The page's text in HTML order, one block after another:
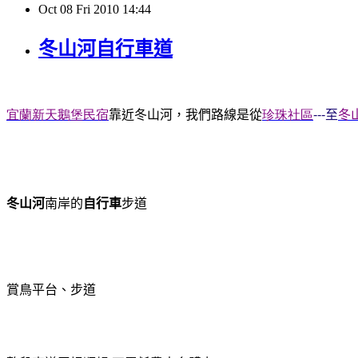
Oct 08 Fri 2010 14:44
冬山河自行車道
宜蘭新天鵝堡民宿靠近冬山河，我們路線是從珍珠社區---至冬
冬山河南岸的 自行車步道
賞鳥平台、步道